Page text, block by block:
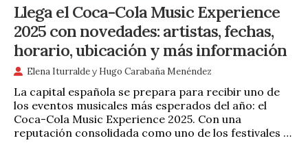
Llega el Coca-Cola Music Experience
2025 con novedades: artistas, fechas,
horario, ubicación y más información
Elena Iturraldey Hugo Carabaña Menéndez
La capital española se prepara para recibir uno de
los eventos musicales más esperados del año: el
Coca-Cola Music Experience 2025. Con una
reputación consolidada como uno de los festivales …